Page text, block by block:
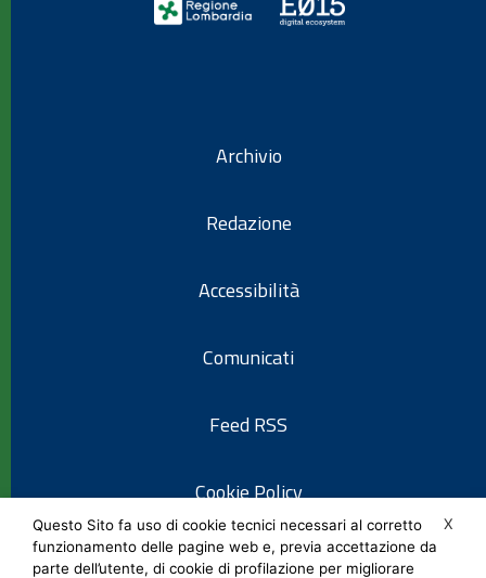
Archivio
Redazione
Accessibilità
Comunicati
Feed RSS
Cookie Policy
Informativa privacy
X
Questo Sito fa uso di cookie tecnici necessari al corretto
funzionamento delle pagine web e, previa accettazione da
parte dell’utente, di cookie di profilazione per migliorare